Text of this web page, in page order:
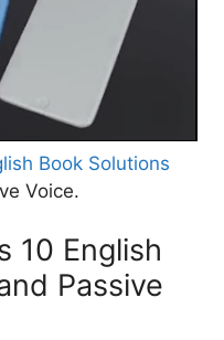
Book Solutions
Voice.
10 English
Passive